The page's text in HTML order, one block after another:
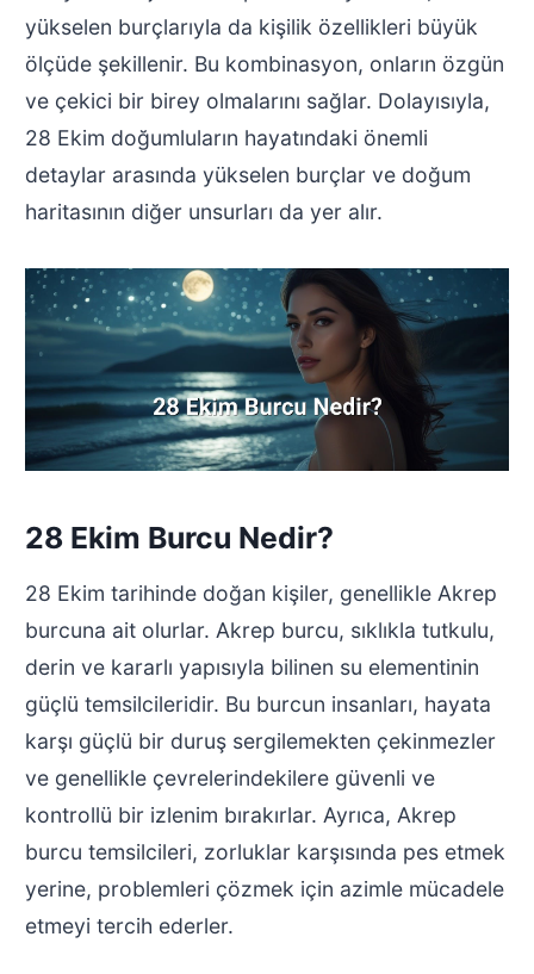
yükselen burçlarıyla da kişilik özellikleri büyük
ölçüde şekillenir. Bu kombinasyon, onların özgün
ve çekici bir birey olmalarını sağlar. Dolayısıyla,
28 Ekim doğumluların hayatındaki önemli
detaylar arasında yükselen burçlar ve doğum
haritasının diğer unsurları da yer alır.
28 Ekim Burcu Nedir?
28 Ekim tarihinde doğan kişiler, genellikle Akrep
burcuna ait olurlar. Akrep burcu, sıklıkla tutkulu,
derin ve kararlı yapısıyla bilinen su elementinin
güçlü temsilcileridir. Bu burcun insanları, hayata
karşı güçlü bir duruş sergilemekten çekinmezler
ve genellikle çevrelerindekilere güvenli ve
kontrollü bir izlenim bırakırlar. Ayrıca, Akrep
burcu temsilcileri, zorluklar karşısında pes etmek
yerine, problemleri çözmek için azimle mücadele
etmeyi tercih ederler.